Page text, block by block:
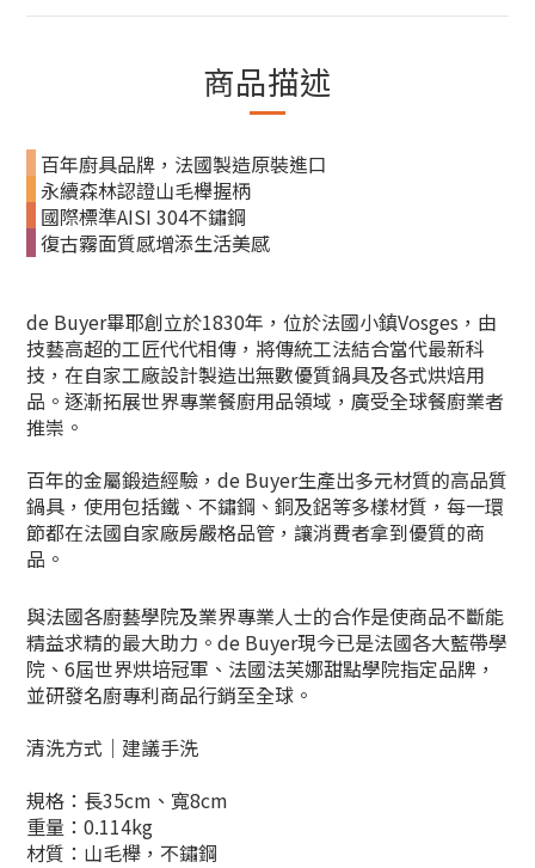
商品描述
百年廚具品牌，法國製造原裝進口
永續森林認證山毛櫸握柄
國際標準AISI 304不鏽鋼
復古霧面質感增添生活美感
de Buyer畢耶創立於1830年，位於法國小鎮Vosges，由
技藝高超的工匠代代相傳，將傳統工法結合當代最新科
技，在自家工廠設計製造出無數優質鍋具及各式烘焙用
品。逐漸拓展世界專業餐廚用品領域，廣受全球餐廚業者
推崇。
百年的金屬鍛造經驗，de Buyer生產出多元材質的高品質
鍋具，使用包括鐵、不鏽鋼、銅及鋁等多樣材質，每一環
節都在法國自家廠房嚴格品管，讓消費者拿到優質的商
品。
與法國各廚藝學院及業界專業人士的合作是使商品不斷能
精益求精的最大助力。de Buyer現今已是法國各大藍帶學
院、6屆世界烘培冠軍、法國法芙娜甜點學院指定品牌，
並研發名廚專利商品行銷至全球。
清洗方式｜建議手洗
規格：長35cm、寬8cm
重量：0.114kg
材質：山毛櫸，不鏽鋼